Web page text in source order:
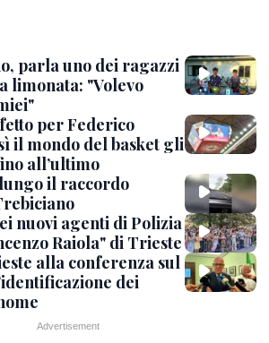
parla uno dei ragazzi
limonata: "Volevo
per Federico
il mondo del basket gli
all’ultimo
il raccordo
nuovi agenti di Polizia
Raiola" di Trieste
alla conferenza sul
dei